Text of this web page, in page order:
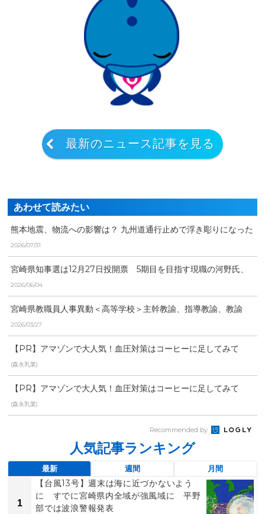
最新のニュース記事を見る
あわせて読みたい
熊本地震、物流への影響は？ 九州道通行止めで浮き彫りになった
「労働時間」と「物流...
2026/07/31
宮崎県知事選は12月27日投開票 5期目を目指す現職の河野氏、
元県議の右松氏、元...
2026/06/04
宮崎県教職員人事異動＜高等学校＞主幹教諭、指導教諭、教諭
等、養護教諭、事務職員、...
2026/03/27
【PR】アマゾンで大人気！血圧対策はコーヒーに足してみて
(森永乳業)
【PR】アマゾンで大人気！血圧対策はコーヒーに足してみて
(森永乳業)
Recommended by
人気記事ランキング
最新 週間 月間
1
【台風13号】週末は海に近づかないよう
に すでに宮崎県内全域が強風域に 平野
部では波浪警報発表